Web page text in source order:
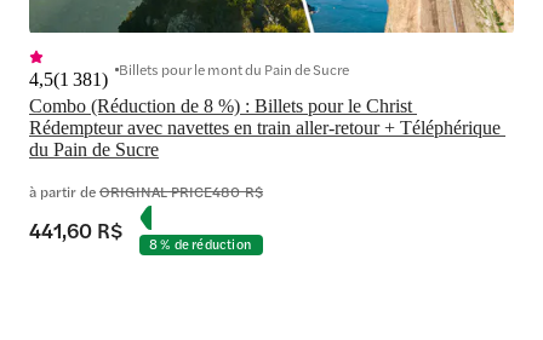
Combo (Réduction de 8 %) : Billets pour le Christ
Rédempteur avec navettes en train aller-retour + Téléphérique
du Pain de Sucre
4,5(1 381) Billets pour le mont du Pain de Sucre
à partir deORIGINAL PRICE480 R$
441,60 R$ 8 % de réduction